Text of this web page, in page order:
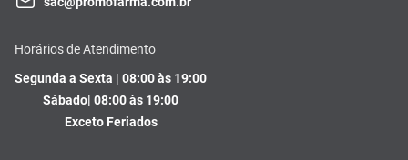
Horários de Atendimento
Segunda a Sexta | 08:00 às 19:00
Sábado| 08:00 às 19:00
Exceto Feriados